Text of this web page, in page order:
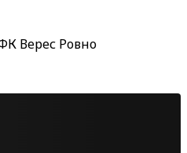
Верес Ровно